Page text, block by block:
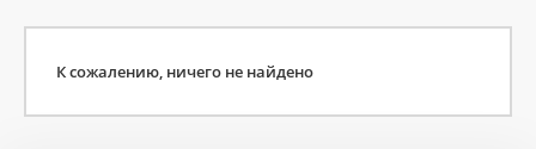
К сожалению, ничего не найдено